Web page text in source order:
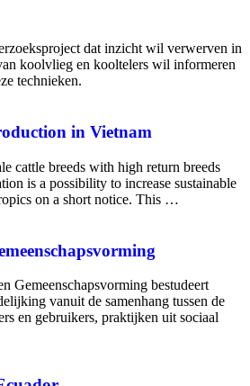
dat inzicht wil verwerven in
kool­vlieg en kool­telers wil informeren
technieken.
in Vietnam
cattle breeds with high return breeds
is a possibility to increase sustainable
on a short notice. This …
Gemeenschapsvorming bestudeert
vanuit de samenhang tussen de
en gebruikers, praktijken uit sociaal